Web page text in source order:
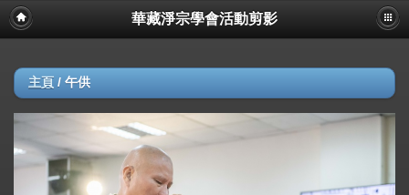
華藏淨宗學會活動剪影
主頁 / 午供